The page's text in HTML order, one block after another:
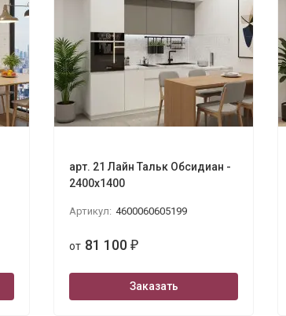
арт. 21 Лайн Тальк Обсидиан -
2400х1400
Артикул: 4600060605199
от 81 100 ₽
Заказать